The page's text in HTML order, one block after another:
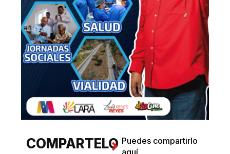
COMPARTELO Puedes compartirlo